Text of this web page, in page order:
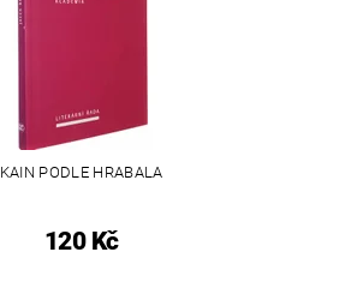
KAIN PODLE HRABALA
120 Kč